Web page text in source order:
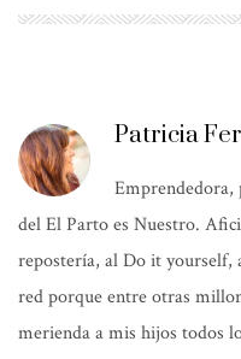
Patricia
Emprendedora,
del El Parto es Nuestro.
repostería, al Do it yourself,
red porque entre otras
merienda a mis hijos todos